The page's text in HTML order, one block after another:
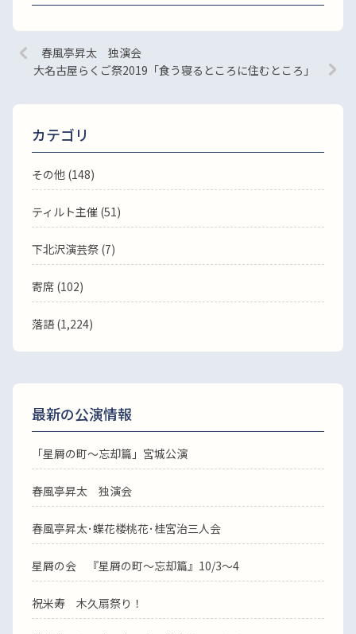
春風亭昇太 独演会
大名古屋らくご祭2019「食う寝るところに住むところ」
カテゴリ
その他 (148)
ティルト主催 (51)
下北沢演芸祭 (7)
寄席 (102)
落語(1,224)
最新の公演情報
「星屑の町～忘却篇」宮城公演
春風亭昇太 独演会
春風亭昇太･蝶花楼桃花･桂宮治三人会
星屑の会 『星屑の町～忘却篇』10/3～4
祝米寿 木久扇祭り！